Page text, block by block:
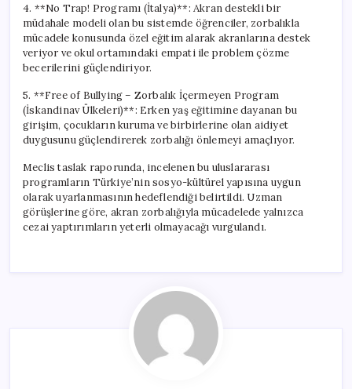
4. **No Trap! Programı (İtalya)**: Akran destekli bir
müdahale modeli olan bu sistemde öğrenciler, zorbalıkla
mücadele konusunda özel eğitim alarak akranlarına destek
veriyor ve okul ortamındaki empati ile problem çözme
becerilerini güçlendiriyor.
5. **Free of Bullying – Zorbalık İçermeyen Program
(İskandinav Ülkeleri)**: Erken yaş eğitimine dayanan bu
girişim, çocukların kuruma ve birbirlerine olan aidiyet
duygusunu güçlendirerek zorbalığı önlemeyi amaçlıyor.
Meclis taslak raporunda, incelenen bu uluslararası
programların Türkiye’nin sosyo-kültürel yapısına uygun
olarak uyarlanmasının hedeflendiği belirtildi. Uzman
görüşlerine göre, akran zorbalığıyla mücadelede yalnızca
cezai yaptırımların yeterli olmayacağı vurgulandı.